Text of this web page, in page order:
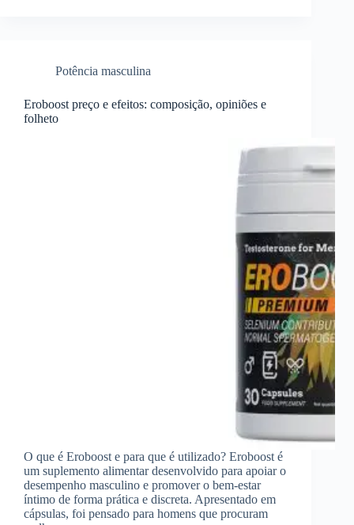
Potência masculina
Eroboost preço e efeitos: composição, opiniões e
folheto
O que é Eroboost e para que é utilizado? Eroboost é
um suplemento alimentar desenvolvido para apoiar o
desempenho masculino e promover o bem-estar
íntimo de forma prática e discreta. Apresentado em
cápsulas, foi pensado para homens que procuram